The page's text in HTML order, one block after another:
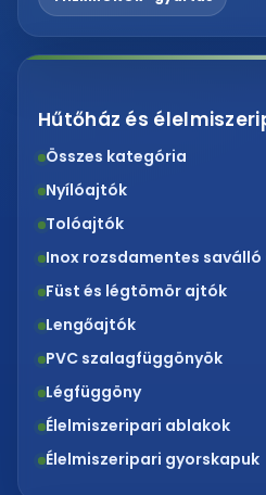
Hűtőház és
Összes kategória
Nyílóajtók
Tolóajtók
Inox rozsdamentes
Füst és légtömör ajtók
Lengőajtók
PVC szalagfüggönyök
Légfüggöny
Élelmiszeripari ablakok
Élelmiszeripari gyorskapuk